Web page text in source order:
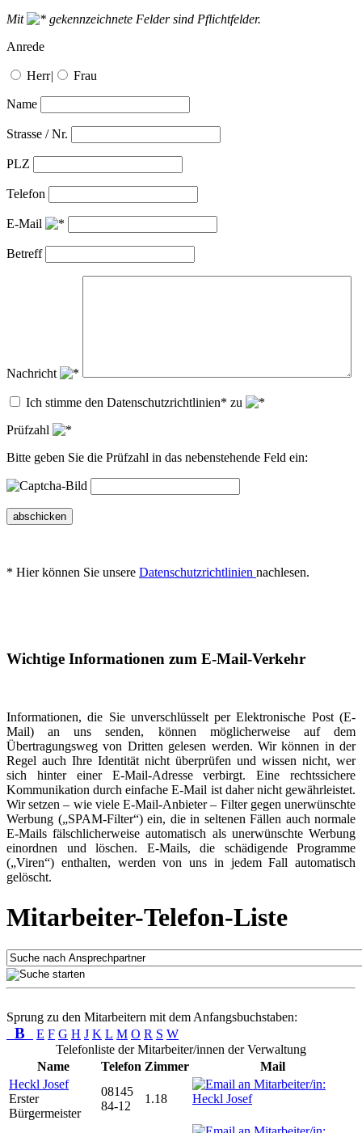
Mit
gekennzeichnete Felder sind Pflichtfelder.
Anrede
Herr| Frau
Name
Strasse / Nr.
PLZ
Telefon
E-Mail
Betreff
Nachricht
Ich stimme den Datenschutzrichtlinien* zu
Prüfzahl
Bitte geben Sie die Prüfzahl in das nebenstehende Feld ein:
abschicken
* Hier können Sie unsere Datenschutzrichtlinien nachlesen.
Wichtige Informationen zum E-Mail-Verkehr
Informationen, die Sie unverschlüsselt per Elektronische Post (E-
Mail) an uns senden, können möglicherweise auf dem
Übertragungsweg von Dritten gelesen werden. Wir können in der
Regel auch Ihre Identität nicht überprüfen und wissen nicht, wer
sich hinter einer E-Mail-Adresse verbirgt. Eine rechtssichere
Kommunikation durch einfache E-Mail ist daher nicht gewährleistet.
Wir setzen – wie viele E-Mail-Anbieter – Filter gegen unerwünschte
Werbung („SPAM-Filter“) ein, die in seltenen Fällen auch normale
E-Mails fälschlicherweise automatisch als unerwünschte Werbung
einordnen und löschen. E-Mails, die schädigende Programme
(„Viren“) enthalten, werden von uns in jedem Fall automatisch
gelöscht.
Mitarbeiter-Telefon-Liste
Sprung zu den Mitarbeitern mit dem Anfangsbuchstaben:
B E F G H J K L M O R S W
Telefonliste der Mitarbeiter/innen der Verwaltung
Name
Telefon Zimmer
Mail
Heckl Josef
Erster
Bürgermeister
08145
84-12
1.18